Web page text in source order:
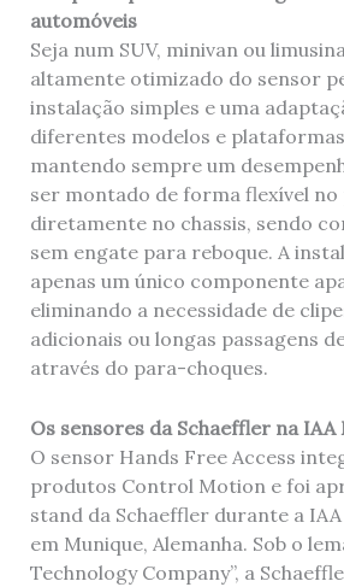
automóveis
Seja num SUV, minivan ou
altamente otimizado do sensor
instalação simples e uma
diferentes modelos e
mantendo sempre um
ser montado de forma flexível no
diretamente no chassis, sendo
sem engate para reboque. A
apenas um único componente
eliminando a necessidade de
adicionais ou longas passagens
através do para-choques.
Os sensores da Schaeffler na IAA
O sensor Hands Free Access
produtos Control Motion e foi
stand da Schaeffler durante a
em Munique, Alemanha. Sob o
Technology Company”, a